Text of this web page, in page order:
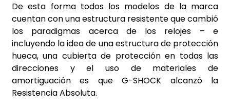
De esta forma todos los modelos de la marca
cuentan con una estructura resistente que cambió
los paradigmas acerca de los relojes – e
incluyendo la idea de una estructura de protección
hueca, una cubierta de protección en todas las
direcciones y el uso de materiales de
amortiguación es que G-SHOCK alcanzó la
Resistencia Absoluta.